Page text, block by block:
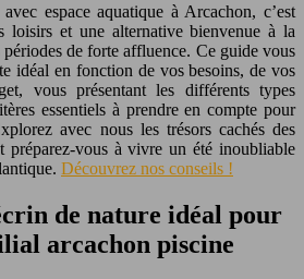
espace aquatique à Arcachon, c’est
loisirs et une alternative bienvenue à la
de forte affluence. Ce guide vous
idéal en fonction de vos besoins, de vos
vous présentant les différents types
essentiels à prendre en compte pour
avec nous les trésors cachés des
préparez-vous à vivre un été inoubliable
Découvrez nos conseils !
de nature idéal pour
arcachon piscine